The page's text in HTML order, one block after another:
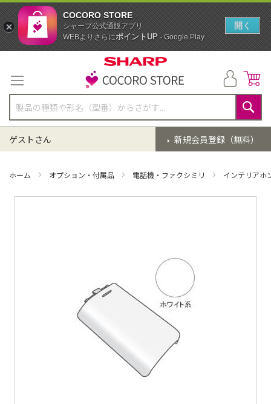
テ
ン
ツ
に
ス
キ
ッ
検
索
新規会員登録（無料）
ゲストさん
ホーム オプション・付属品 電話機・ファクシミリ インテリアホ
COCORO STORE
シャープ公式通販アプリ
WEBよりさらにポイントUP- Google Play
開く